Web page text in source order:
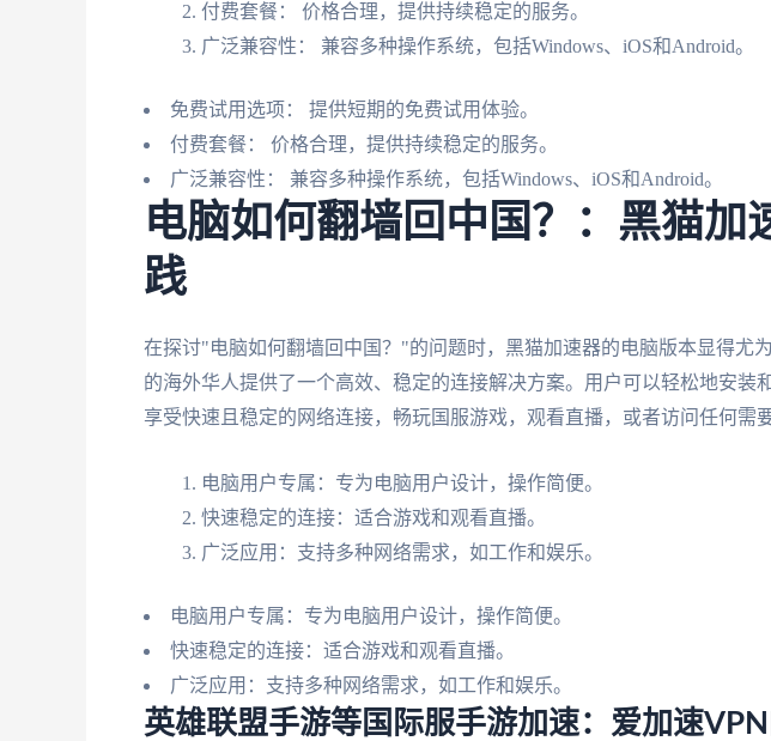
付费套餐： 价格合理，提供持续稳定的服务。
广泛兼容性： 兼容多种操作系统，包括Windows、iOS和Android。
免费试用选项： 提供短期的免费试用体验。
付费套餐： 价格合理，提供持续稳定的服务。
广泛兼容性： 兼容多种操作系统，包括Windows、iOS和Android。
电脑如何翻墙回中国？：黑猫加
践
在探讨"电脑如何翻墙回中国？"的问题时，黑猫加速器的电脑版本显得尤
的海外华人提供了一个高效、稳定的连接解决方案。用户可以轻松地安装
享受快速且稳定的网络连接，畅玩国服游戏，观看直播，或者访问任何需
电脑用户专属：专为电脑用户设计，操作简便。
快速稳定的连接：适合游戏和观看直播。
广泛应用：支持多种网络需求，如工作和娱乐。
电脑用户专属：专为电脑用户设计，操作简便。
快速稳定的连接：适合游戏和观看直播。
广泛应用：支持多种网络需求，如工作和娱乐。
英雄联盟手游等国际服手游加速：爱加速